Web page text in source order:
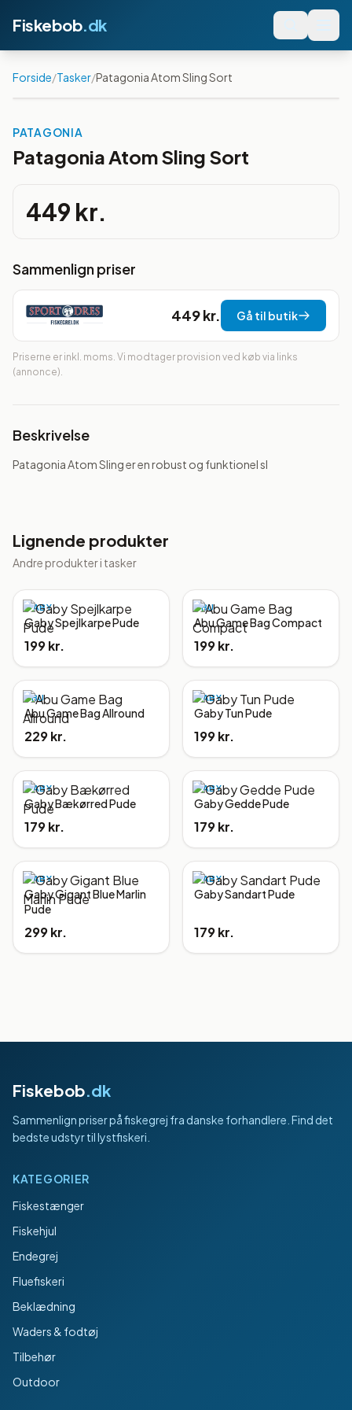
Fiskebob.dk
Forside/Tasker/Patagonia Atom Sling Sort
PATAGONIA
Patagonia Atom Sling Sort
449 kr.
Sammenlign priser
449 kr. Gå til butik
Priserne er inkl. moms. Vi modtager provision ved køb via links
(annonce).
Beskrivelse
Patagonia Atom Sling er en robust og funktionel sl
Lignende produkter
Andre produkter i tasker
GABY
Gaby Spejlkarpe Pude
199 kr.
ABU
Abu Game Bag Compact
199 kr.
ABU
Abu Game Bag Allround
229 kr.
GABY
Gaby Tun Pude
199 kr.
GABY
Gaby Bækørred Pude
179 kr.
GABY
Gaby Gedde Pude
179 kr.
GABY
Gaby Gigant Blue Marlin
Pude
299 kr.
GABY
Gaby Sandart Pude
179 kr.
Fiskebob.dk
Sammenlign priser på fiskegrej fra danske forhandlere. Find det
bedste udstyr til lystfiskeri.
KATEGORIER
Fiskestænger
Fiskehjul
Endegrej
Fluefiskeri
Beklædning
Waders & fodtøj
Tilbehør
Outdoor